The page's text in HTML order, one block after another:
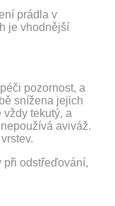
prádla v
je vhodnější
pozornost, a
snížena jejich
tekutý, a
aviváž.
při odstřeďování,